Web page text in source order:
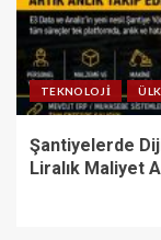
TEKNOLOJI
Şantiyelerde
Liralık Maliyet